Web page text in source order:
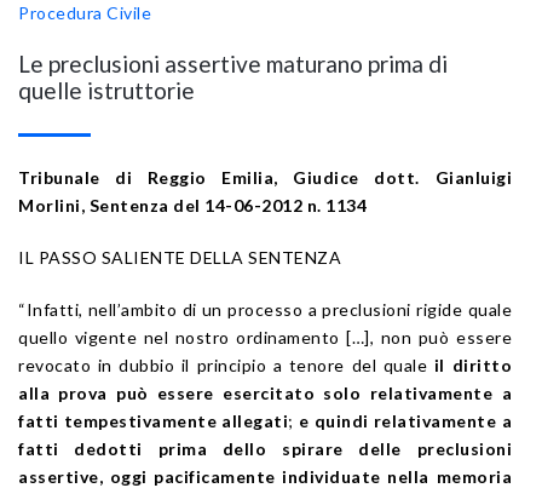
Procedura Civile
Le preclusioni assertive maturano prima di
quelle istruttorie
Tribunale di Reggio Emilia, Giudice dott. Gianluigi
Morlini, Sentenza del 14-06-2012 n. 1134
IL PASSO SALIENTE DELLA SENTENZA
“Infatti, nell’ambito di un processo a preclusioni rigide quale
quello vigente nel nostro ordinamento […], non può essere
revocato in dubbio il principio a tenore del quale il diritto
alla prova può essere esercitato solo relativamente a
fatti tempestivamente allegati; e quindi relativamente a
fatti dedotti prima dello spirare delle preclusioni
assertive, oggi pacificamente individuate nella memoria